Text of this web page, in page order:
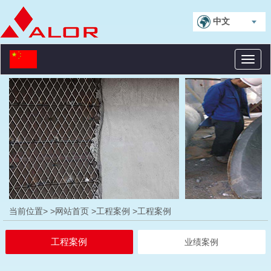
中文
当前位置> >网站首页 >工程案例 >工程案例
工程案例 业绩案例